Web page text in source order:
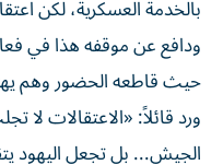
بالخدمة العسكرية، لكن
ودافع عن موقفه هذا في
حيث قاطعه الحضور وهم
ورد قائلاً: «الاعتقالات لا
الجيش... بل تجعل اليهود